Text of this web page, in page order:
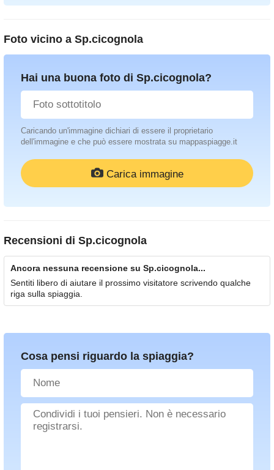
Foto vicino a Sp.cicognola
Hai una buona foto di Sp.cicognola?
Caricando un'immagine dichiari di essere il proprietario
dell'immagine e che può essere mostrata su mappaspiagge.it
Carica immagine
Recensioni di Sp.cicognola
Ancora nessuna recensione su Sp.cicognola...
Sentiti libero di aiutare il prossimo visitatore scrivendo qualche
riga sulla spiaggia.
Cosa pensi riguardo la spiaggia?